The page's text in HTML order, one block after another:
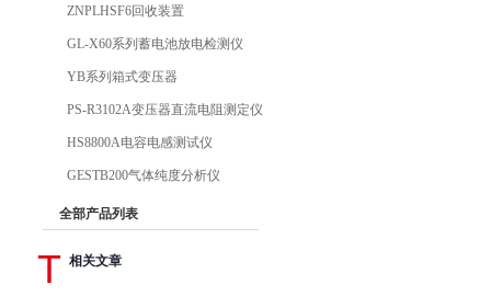
ZNPLHSF6回收装置
GL-X60系列蓄电池放电检测仪
YB系列箱式变压器
PS-R3102A变压器直流电阻测定仪
HS8800A电容电感测试仪
GESTB200气体纯度分析仪
全部产品列表
T 相关文章